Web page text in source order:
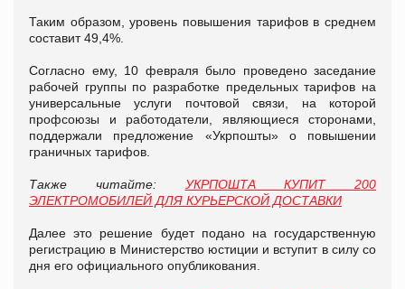
Таким образом, уровень повышения тарифов в среднем
составит 49,4%.
Согласно ему, 10 февраля было проведено заседание
рабочей группы по разработке предельных тарифов на
универсальные услуги почтовой связи, на которой
профсоюзы и работодатели, являющиеся сторонами,
поддержали предложение «Укрпошты» о повышении
граничных тарифов.
Также читайте: УКРПОШТА КУПИТ 200
ЭЛЕКТРОМОБИЛЕЙ ДЛЯ КУРЬЕРСКОЙ ДОСТАВКИ
Далее это решение будет подано на государственную
регистрацию в Министерство юстиции и вступит в силу со
дня его официального опубликования.